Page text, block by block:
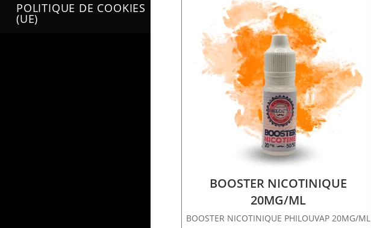
POLITIQUE DE COOKIES
(UE)
BOOSTER NICOTINIQUE
20MG/ML
BOOSTER NICOTINIQUE PHILOUVAP 20MG/ML